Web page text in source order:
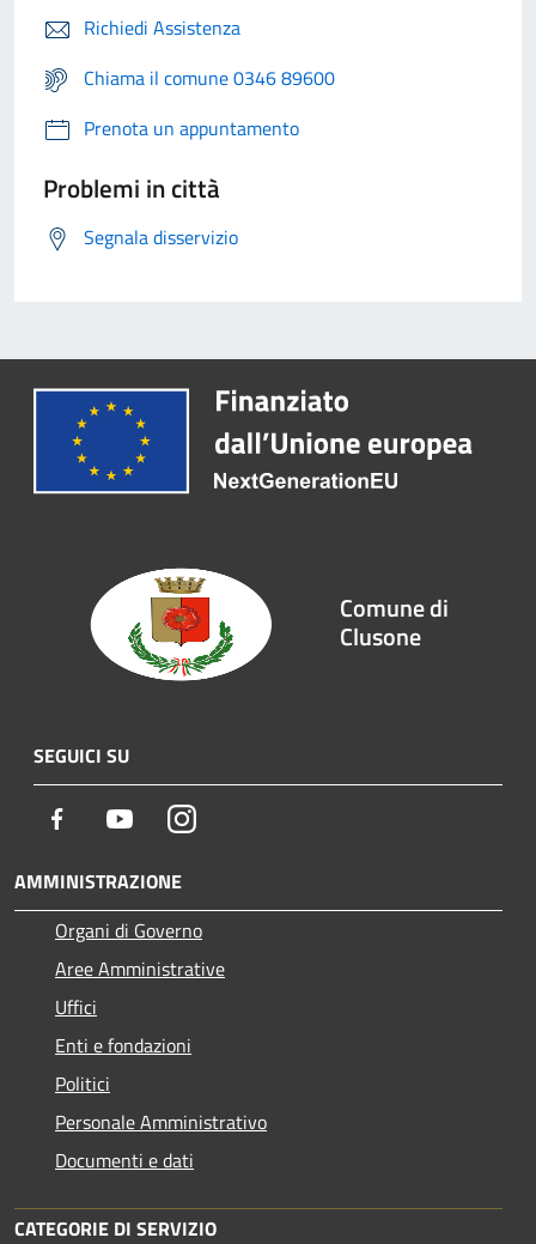
Richiedi Assistenza
Chiama il comune 0346 89600
Prenota un appuntamento
Problemi in città
Segnala disservizio
Comune di
Clusone
SEGUICI SU
Facebook YoutubeInstagram
AMMINISTRAZIONE
Organi di Governo
Aree Amministrative
Uffici
Enti e fondazioni
Politici
Personale Amministrativo
Documenti e dati
CATEGORIE DI SERVIZIO